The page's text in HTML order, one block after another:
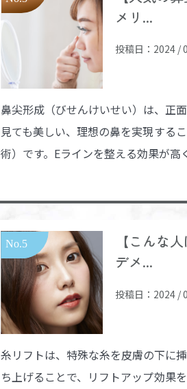
メリ...
投稿日：2024 /
鼻尖形成（びせんけいせい）は、正
見ても美しい、理想の鼻を実現する
術）です。Eラインを整える効果が高
【こんな
デメ...
投稿日：2024 /
糸リフトは、特殊な糸を皮膚の下に
ち上げることで、リフトアップ効果